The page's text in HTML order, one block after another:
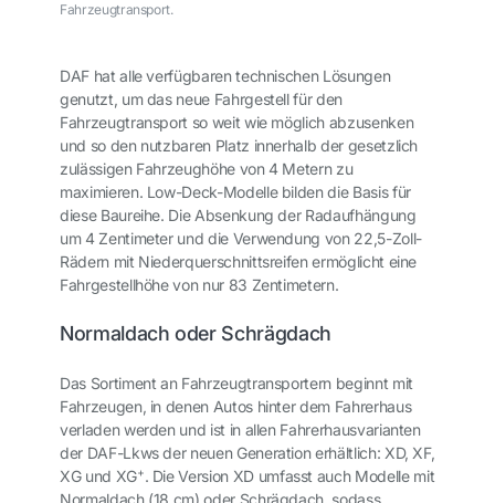
Fahrzeugtransport.
DAF hat alle verfügbaren technischen Lösungen
genutzt, um das neue Fahrgestell für den
Fahrzeugtransport so weit wie möglich abzusenken
und so den nutzbaren Platz innerhalb der gesetzlich
zulässigen Fahrzeughöhe von 4 Metern zu
maximieren. Low-Deck-Modelle bilden die Basis für
diese Baureihe. Die Absenkung der Radaufhängung
um 4 Zentimeter und die Verwendung von 22,5-Zoll-
Rädern mit Niederquerschnittsreifen ermöglicht eine
Fahrgestellhöhe von nur 83 Zentimetern.
Normaldach oder Schrägdach
Das Sortiment an Fahrzeugtransportern beginnt mit
Fahrzeugen, in denen Autos hinter dem Fahrerhaus
verladen werden und ist in allen Fahrerhausvarianten
der DAF-Lkws der neuen Generation erhältlich: XD, XF,
XG und XG+. Die Version XD umfasst auch Modelle mit
Normaldach (18 cm) oder Schrägdach, sodass